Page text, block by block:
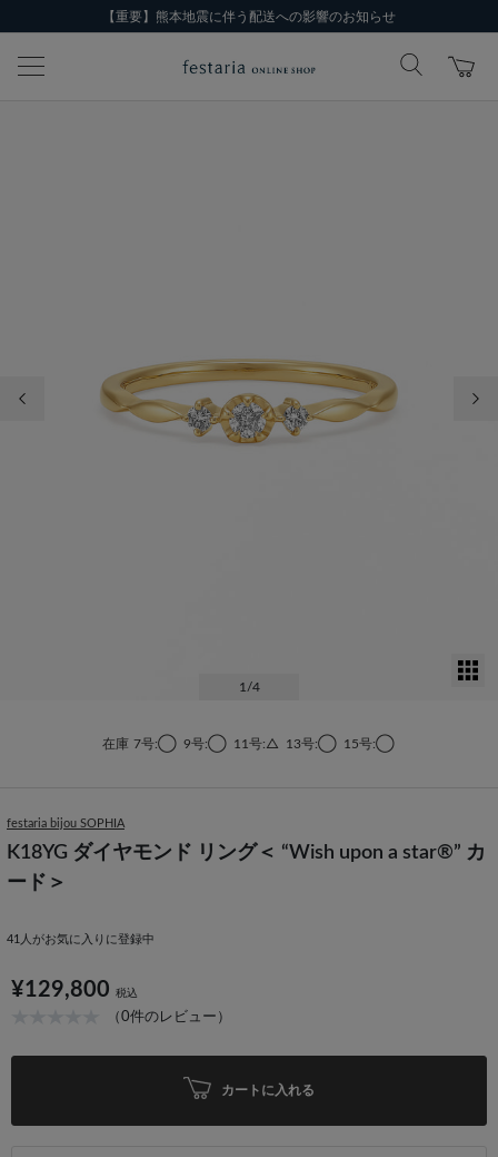
【重要】熊本地震に伴う配送への影響のお知らせ
1 /4
在庫 7号:◯ 9号:◯ 11号:△ 13号:◯ 15号:◯
festaria bijou SOPHIA
K18YG ダイヤモンド リング＜ “Wish upon a star®” カ
ード＞
41 人がお気に入りに登録中
¥129,800 税込
（0件のレビュー）
カートに入れる